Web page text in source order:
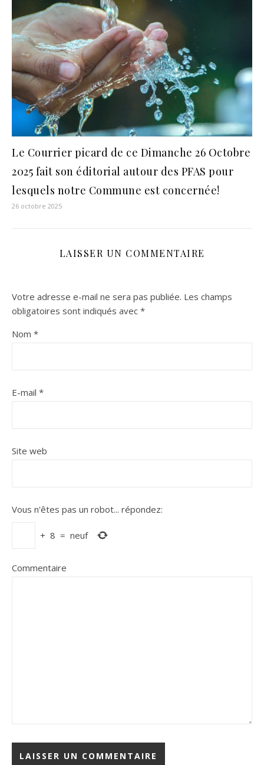
Le Courrier picard de ce Dimanche 26 Octobre
2025 fait son éditorial autour des PFAS pour
lesquels notre Commune est concernée!
26 octobre 2025
LAISSER UN COMMENTAIRE
Votre adresse e-mail ne sera pas publiée. Les champs
obligatoires sont indiqués avec *
Nom *
E-mail *
Site web
Vous n'êtes pas un robot... répondez:
+ 8 = neuf
Commentaire